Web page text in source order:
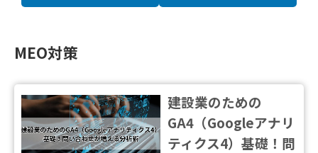
MEO対策
建設業のための
GA4（Googleアナリ
ティクス4）基礎！問